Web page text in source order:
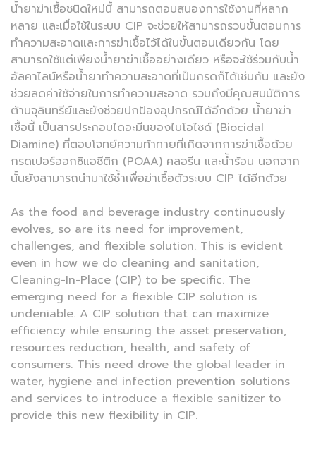
น้ำยาฆ่าเชื้อชนิดใหม่นี้ สามารถตอบสนองการใช้งานที่หลาก
หลาย และเมื่อใช้ในระบบ CIP จะช่วยให้สามารถรวบขั้นตอนการ
ทำความสะอาดและการฆ่าเชื้อไว้ได้ในขั้นตอนเดียวกัน โดย
สามารถใช้แต่เพียงน้ำยาฆ่าเชื้ออย่างเดียว หรือจะใช้ร่วมกับน้ำ
อัลคาไลน์หรือน้ำยาทำความสะอาดที่เป็นกรดก็ได้เช่นกัน และยัง
ช่วยลดค่าใช้จ่ายในการทำความสะอาด รวมถึงมีคุณสมบัติการ
ต้านจุลินทรีย์และยังช่วยปกป้องอุปกรณ์ได้อีกด้วย น้ำยาฆ่า
เชื้อนี้ เป็นสารประกอบไดอะมีนของไบโอไซด์ (Biocidal
Diamine) ที่ตอบโจทย์ความท้าทายที่เกิดจากการฆ่าเชื้อด้วย
กรดเปอร์ออกซิแอซีติก (POAA) คลอรีน และน้ำร้อน นอกจาก
นั้นยังสามารถนำมาใช้ซ้ำเพื่อฆ่าเชื้อตัวระบบ CIP ได้อีกด้วย
As the food and beverage industry continuously
evolves, so are its need for improvement,
challenges, and flexible solution. This is evident
even in how we do cleaning and sanitation,
Cleaning-In-Place (CIP) to be specific. The
emerging need for a flexible CIP solution is
undeniable. A CIP solution that can maximize
efficiency while ensuring the asset preservation,
resources reduction, health, and safety of
consumers. This need drove the global leader in
water, hygiene and infection prevention solutions
and services to introduce a flexible sanitizer to
provide this new flexibility in CIP.